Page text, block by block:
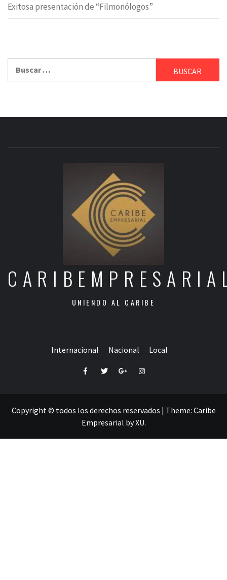
Exitosa presentación de “Filmonólogos”
UNIENDO AL CARIBE
Internacional Nacional Local
FacebookTwitterGoogle+Instagram
Copyright © todos los derechos reservados | Theme: Caribe
Empresarial byXU.